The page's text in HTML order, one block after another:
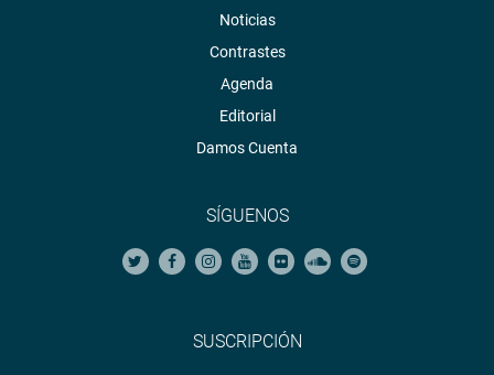
Noticias
Contrastes
Agenda
Editorial
Damos Cuenta
SÍGUENOS
SUSCRIPCIÓN